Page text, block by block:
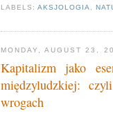
LABELS:AKSJOLOGIA ,
MONDAY, AUGUST 23,
Kapitalizm jako
międzyludzkiej:
wrogach